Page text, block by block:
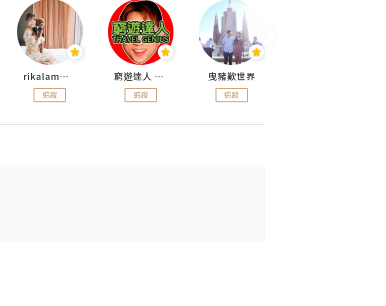
rikalammm
追蹤
窮遊達人 Mr.TravelGenius
追蹤
曳豬歎世界
追蹤